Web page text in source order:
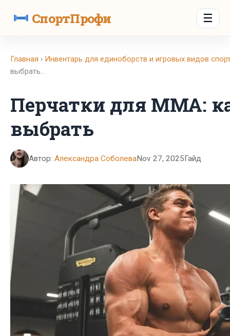
СпортПрофи ☰
Главная › Инвентарь для единоборств и игровых видов
выбрать…
Перчатки для ММА:
выбрать
Автор: Александра СоболеваNov 27, 2025Гайд